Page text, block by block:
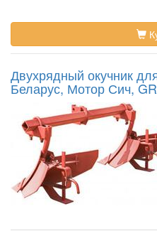
Двухрядный окучник
Беларус, Мотор Сич,